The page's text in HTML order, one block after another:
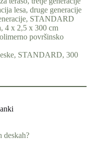
lesa, druge generacije
STANDARD
4 x 2,5 x 300 cm
površinsko
STANDARD, 300
deskah?